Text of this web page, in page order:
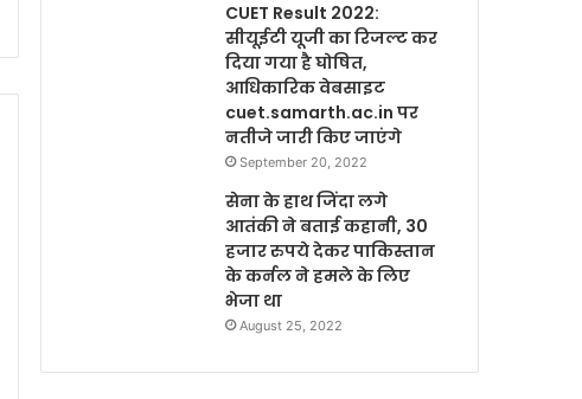
CUET Result 2022:
सीयूईटी यूजी का रिजल्ट कर
दिया गया है घोषित,
आधिकारिक वेबसाइट
cuet.samarth.ac.in पर
नतीजे जारी किए जाएंगे
September 20, 2022
सेना के हाथ जिंदा लगे
आतंकी ने बताई कहानी, 30
हजार रुपये देकर पाकिस्तान
के कर्नल ने हमले के लिए
भेजा था
August 25, 2022